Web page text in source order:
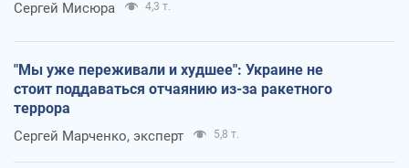
Сергей Мисюра 4,3 т.
"Мы уже переживали и худшее": Украине не
стоит поддаваться отчаянию из-за ракетного
террора
Сергей Марченко, эксперт 5,8 т.